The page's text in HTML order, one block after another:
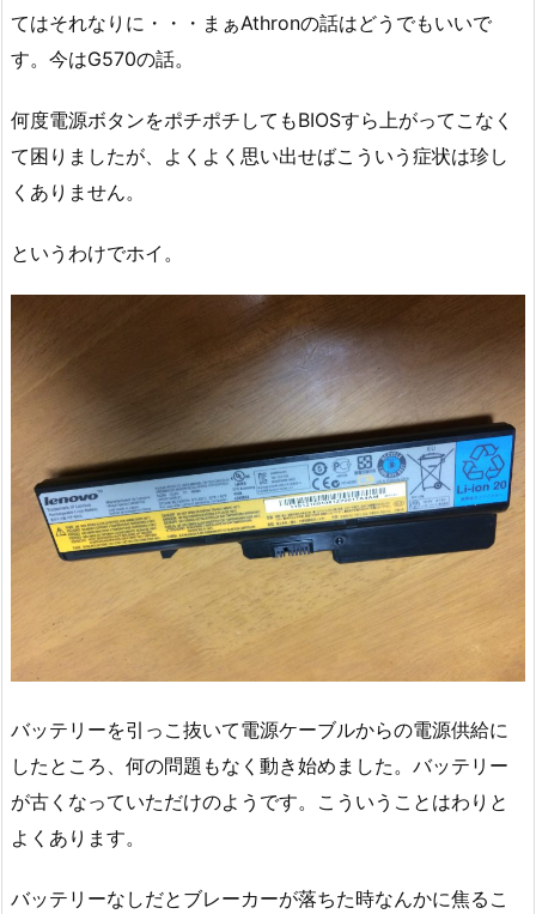
てはそれなりに・・・まぁAthronの話はどうでもいいで
す。今はG570の話。
何度電源ボタンをポチポチしてもBIOSすら上がってこなく
て困りましたが、よくよく思い出せばこういう症状は珍し
くありません。
というわけでホイ。
バッテリーを引っこ抜いて電源ケーブルからの電源供給に
したところ、何の問題もなく動き始めました。バッテリー
が古くなっていただけのようです。こういうことはわりと
よくあります。
バッテリーなしだとブレーカーが落ちた時なんかに焦るこ